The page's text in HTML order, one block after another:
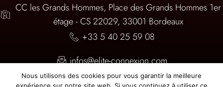
CC les Grands Hommes, Place des Grands Hommes 1er
étage - CS 22029, 33001 Bordeaux
+33 5 40 25 59 08
infos@elite-connexion.com
Nous utilisons des cookies pour vous garantir la meilleure